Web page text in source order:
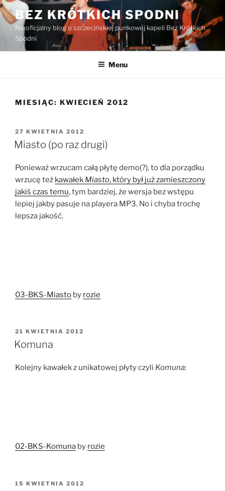
Przejdź
do
treści
BEZ KRÓTKICH SPODNI
Nieoficjalny blog o szczecińskiej punkowej kapeli Bez Krótkich
Spodni
Menu
MIESIĄC: KWIECIEŃ 2012
OPUBLIKOWANE
W
27 KWIETNIA 2012
Miasto (po raz drugi)
Ponieważ wrzucam całą płytę demo(?), to dla porządku
wrzucę też kawałek Miasto, który był już zamieszczony
jakiś czas temu, tym bardziej, że wersja bez wstępu
lepiej jakby pasuje na playera MP3. No i chyba trochę
lepsza jakość.
03-BKS-Miasto by rozie
OPUBLIKOWANE
W
21 KWIETNIA 2012
Komuna
Kolejny kawałek z unikatowej płyty czyli Komuna:
02-BKS-Komuna by rozie
OPUBLIKOWANE
15 KWIETNIA 2012